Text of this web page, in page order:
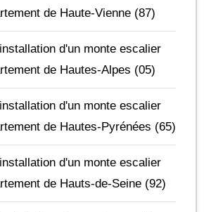
de Haute-Vienne (87)
d'un monte escalier
de Hautes-Alpes (05)
d'un monte escalier
de Hautes-Pyrénées (65)
d'un monte escalier
de Hauts-de-Seine (92)